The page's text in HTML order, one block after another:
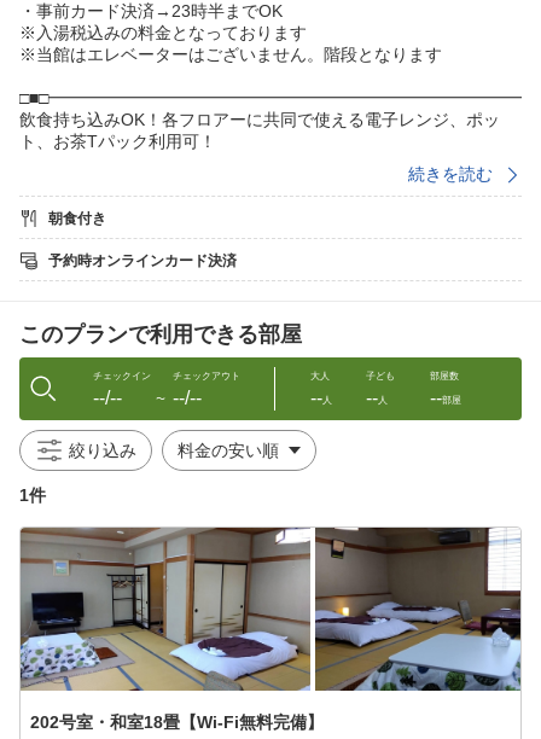
・事前カード決済→23時半までOK
※入湯税込みの料金となっております
※当館はエレベーターはございません。階段となります
□■□━━━━━━━━━━━━━━━━━━━━━━━━━━━━
飲食持ち込みOK！各フロアーに共同で使える電子レンジ、ポッ
ト、お茶Tパック利用可！
飯坂温泉駅前エリアでリーズナブルに泊まれて、源泉かけ流し温
泉
〜鯖湖湯から徒歩約1分〜
営業時間：6:00から22:00（最終入館21:40） 定休日・月曜日
大人200円 子供100円
■朝食（午前 7:00〜9:00Lo）※みそ汁付き（セルフ）
A 二八更科そば
B うどん
C よもぎうどん
D カレーライス
●A、B、Cについて
※麺量110g
※ご希望で、無料ご飯セット付けられます
・ご飯（小）・お新香・日替わり小鉢（1品）・選べる1品（生卵
or 納豆）
※木曜朝食のみ、お弁当（テイクアウト不可）
■夕食チケット販売 ※当日14時まで受付可
【火〜木】
お部で夕食
ボリューム感あります。
続きを読む
朝食付き
予約時オンラインカード決済
このプランで利用できる部屋
チェックイン
--/-- 〜
チェックアウト
--/--
大人
--人
子ども
--人
部屋数
--部屋
絞り込み
1件
202号室・和室18畳【Wi-Fi無料完備】